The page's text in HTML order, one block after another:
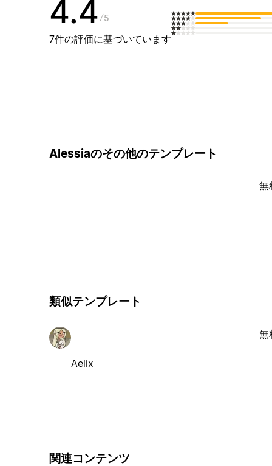
4.4 5
7件の評価に基づいています
Alessiaのその他のテンプレート
無
類似テンプレート
Aelix
無
関連コンテンツ